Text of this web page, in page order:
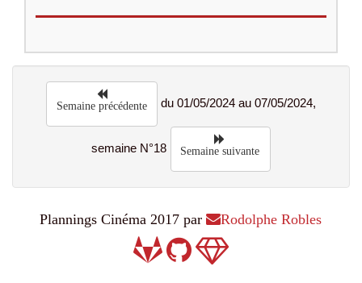
Semaine précédente du 01/05/2024 au 07/05/2024,
semaine N°18 Semaine suivante
Plannings Cinéma 2017 par Rodolphe Robles